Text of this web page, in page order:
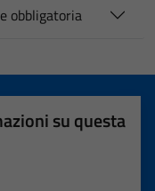
obbligatoria
su questa